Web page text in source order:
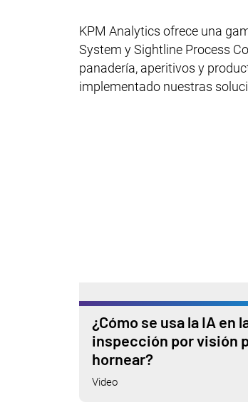
KPM Analytics ofrece una
System y Sightline Process
panadería, aperitivos y
implementado nuestras
¿Cómo se usa la IA en
inspección por visión
hornear?
Video